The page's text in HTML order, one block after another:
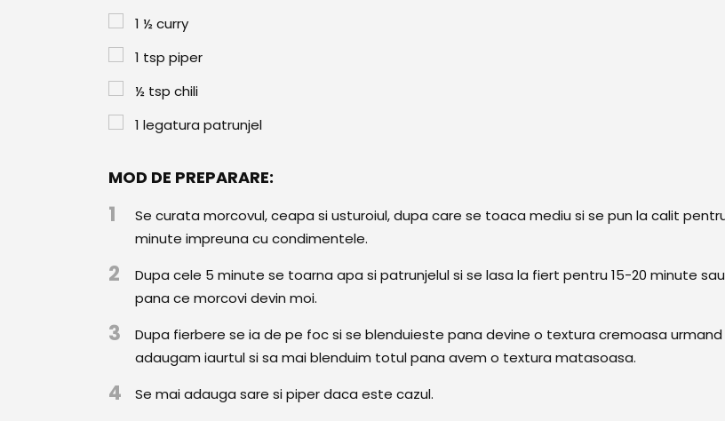
1 ½curry
1 tsp piper
½ tsp chili
1 legatura patrunjel
MOD DE PREPARARE:
1
Se curata morcovul, ceapa si usturoiul, dupa care se toaca mediu si se pun la calit
minute impreuna cu condimentele.
2
Dupa cele 5 minute se toarna apa si patrunjelul si se lasa la fiert pentru 15-20 minute sau
pana ce morcovi devin moi.
3
Dupa fierbere se ia de pe foc si se blenduieste pana devine o textura cremoasa urmand
adaugam iaurtul si sa mai blenduim totul pana avem o textura matasoasa.
4 Se mai adauga sare si piper daca este cazul.